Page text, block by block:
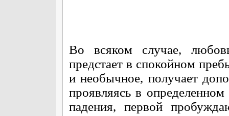
Во всяком случае,
предстает в спокойном
и необычное, получает
проявляясь в
падения, первой